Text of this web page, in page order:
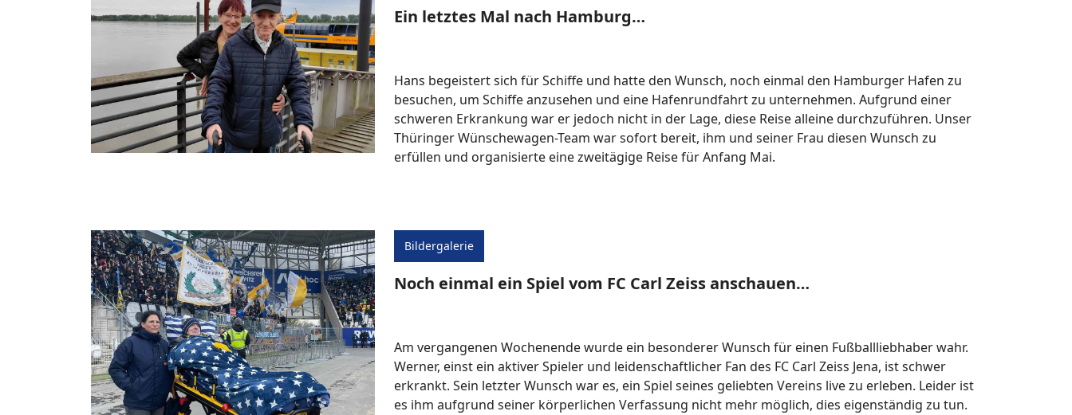
Ein letztes Mal nach Hamburg…
Hans begeistert sich für Schiffe und hatte den Wunsch, noch einmal den Hamburger Hafen zu
besuchen, um Schiffe anzusehen und eine Hafenrundfahrt zu unternehmen. Aufgrund einer
schweren Erkrankung war er jedoch nicht in der Lage, diese Reise alleine durchzuführen. Unser
Thüringer Wünschewagen-Team war sofort bereit, ihm und seiner Frau diesen Wunsch zu
erfüllen und organisierte eine zweitägige Reise für Anfang Mai.
Bildergalerie
Noch einmal ein Spiel vom FC Carl Zeiss anschauen…
Am vergangenen Wochenende wurde ein besonderer Wunsch für einen Fußballliebhaber wahr.
Werner, einst ein aktiver Spieler und leidenschaftlicher Fan des FC Carl Zeiss Jena, ist schwer
erkrankt. Sein letzter Wunsch war es, ein Spiel seines geliebten Vereins live zu erleben. Leider ist
es ihm aufgrund seiner körperlichen Verfassung nicht mehr möglich, dies eigenständig zu tun.